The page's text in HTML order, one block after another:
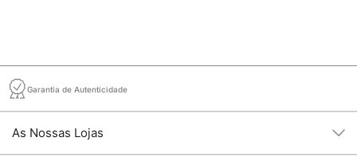
Garantia de Autenticidade
As Nossas Lojas